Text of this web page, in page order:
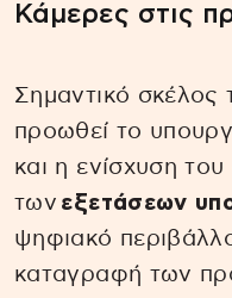
Κάμερες στις
Σημαντικό σκέλος
προωθεί το
και η ενίσχυση
των εξετάσεων
ψηφιακό
καταγραφή των